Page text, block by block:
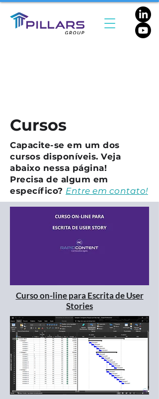
Cursos
Capacite-se em um dos
cursos disponíveis. Veja
abaixo nessa página!
Precisa de algum em
específico? Entre em contato!
Curso on-line para Escrita de User
Stories